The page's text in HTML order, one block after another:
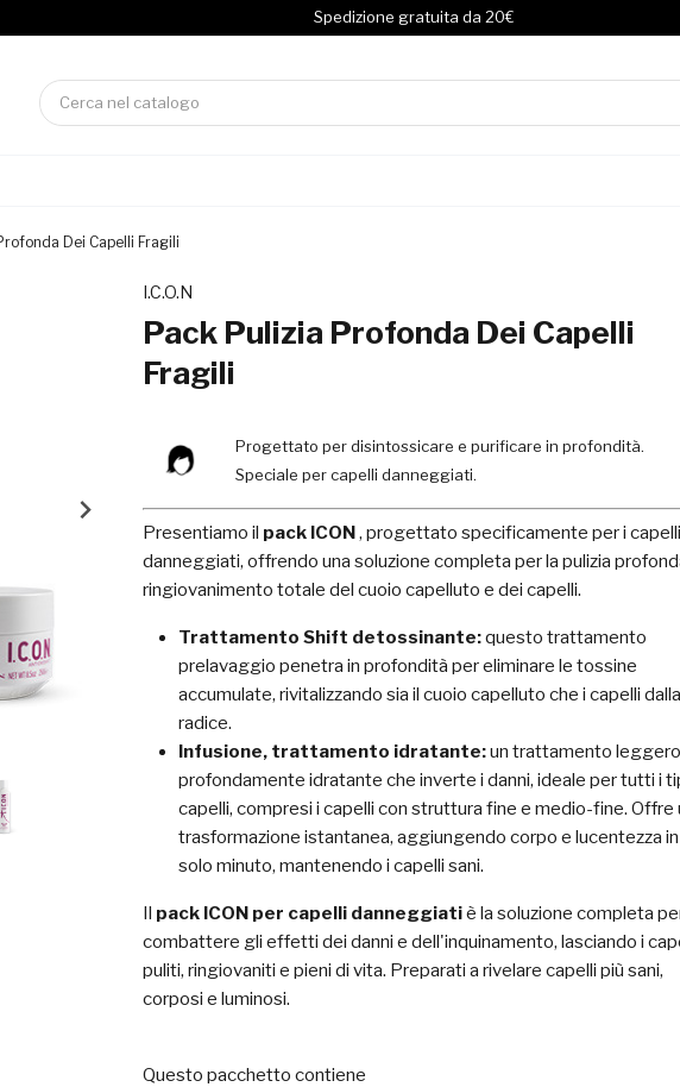
Spedizione gratuita da 20€
Dei Capelli Fragili
I.C.O.N
Pack Pulizia Profonda Dei Capelli
Fragili
Progettato per disintossicare e purificare in profondità.
Speciale per capelli danneggiati.
Presentiamo il pack ICON, progettato specificamente per i capelli
danneggiati, offrendo una soluzione completa per la pulizia
ringiovanimento totale del cuoio capelluto e dei capelli.
Trattamento Shift detossinante:questo trattamento
prelavaggio penetra in profondità per eliminare le tossine
accumulate, rivitalizzando sia il cuoio capelluto che i capelli dalla
radice.
Infusione, trattamento idratante:un trattamento
profondamente idratante che inverte i danni, ideale per tutti i
capelli, compresi i capelli con struttura fine e medio-fine. Offre
trasformazione istantanea, aggiungendo corpo e lucentezza in
solo minuto, mantenendo i capelli sani.
Il pack ICON per capelli danneggiatiè la soluzione completa
combattere gli effetti dei danni e dell'inquinamento, lasciando i
puliti, ringiovaniti e pieni di vita. Preparati a rivelare capelli più sani,
corposi e luminosi.
Questo pacchetto contiene